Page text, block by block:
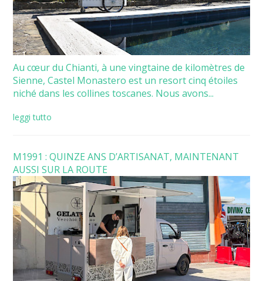
Au cœur du Chianti, à une vingtaine de kilomètres de
Sienne, Castel Monastero est un resort cinq étoiles
niché dans les collines toscanes. Nous avons...
leggi tutto
M1991 : QUINZE ANS D’ARTISANAT, MAINTENANT
AUSSI SUR LA ROUTE